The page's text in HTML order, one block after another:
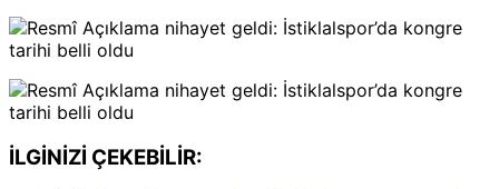
İLGİNİZİ ÇEKEBİLİR: